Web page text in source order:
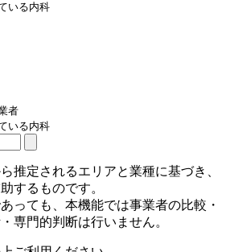
いる内科
者
いる内科
推定されるエリアと業種に基づき、
するものです。
っても、本機能では事業者の比較・
専門的判断は行いません。